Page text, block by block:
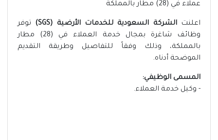
عملاء في (28) مطار بالمملكة
اعلنتالشركة السعودية للخدمات الأرضية (SGS)
توفر
وظائف شاغرة بمجال خدمة العملاء في (28) مطار
بالمملكة، وذلك وفقاً للتفاصيل وطريقة التقديم
الموضحة أدناه.
المسمى الوظيفي:
- وكيل خدمة العملاء.